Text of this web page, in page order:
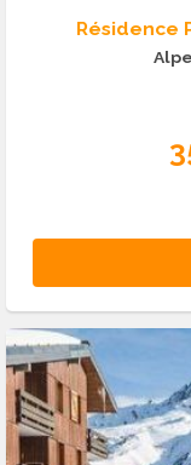
Résidence